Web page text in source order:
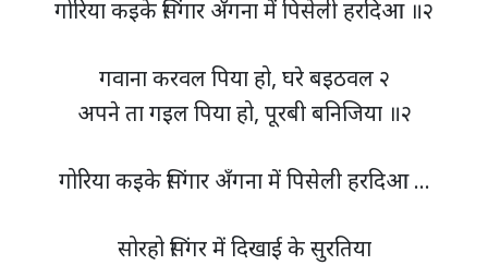
गोरिया कइके सिंगार अँगना में पिसेली हरदिआ ॥२
गवाना करवल पिया हो, घरे बइठवल २
अपने ता गइल पिया हो, पूरबी बनिजिया ॥२
गोरिया कइके सिंगार अँगना में पिसेली हरदिआ …
सोरहो सिंगर में दिखाई के सुरतिया